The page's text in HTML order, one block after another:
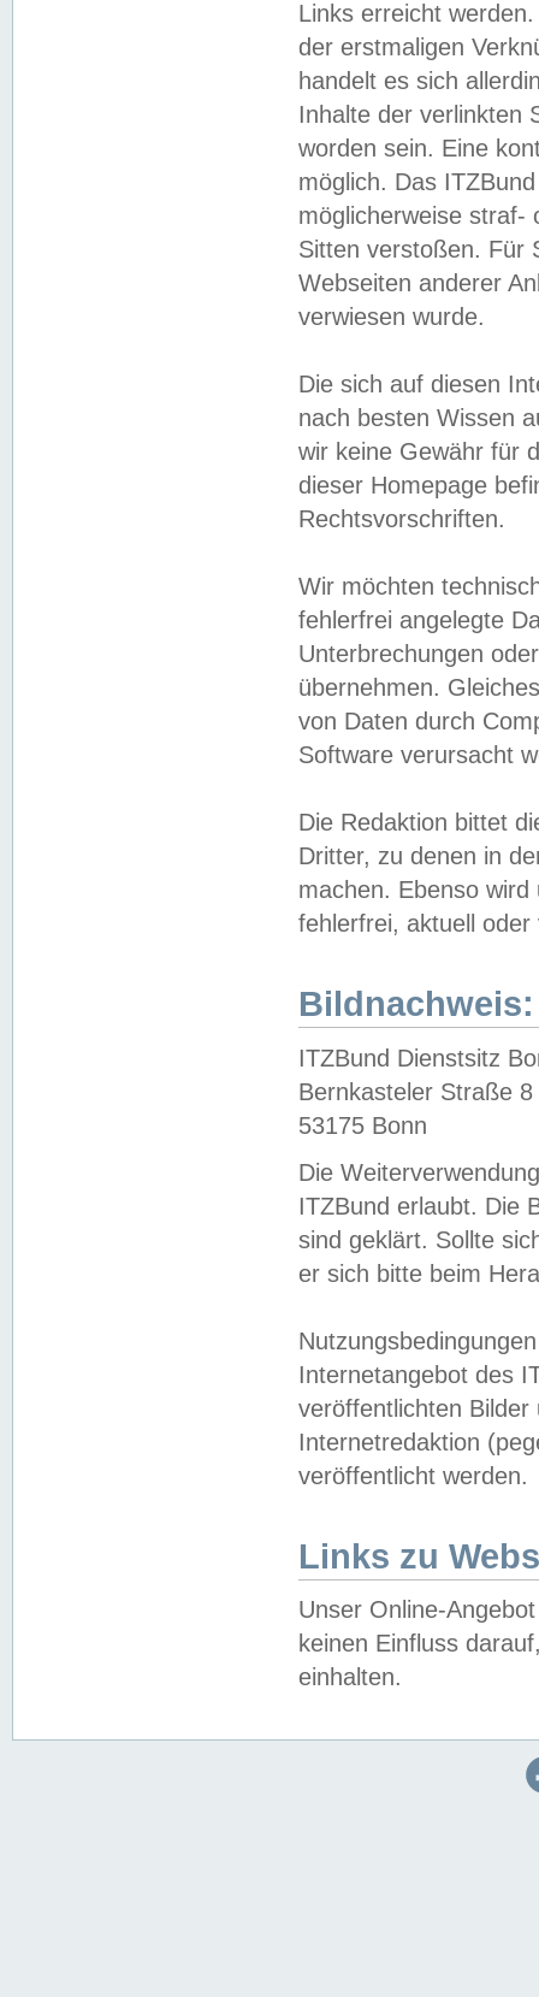
Links erreicht
der erstmaligen
handelt es sich
Inhalte der verlinkten
worden sein. Eine
möglich. Das
möglicherweise straf-
Sitten verstoßen. Für
Webseiten anderer
verwiesen wurde.
Die sich auf diesen
nach besten Wissen
wir keine Gewähr für
dieser Homepage
Rechtsvorschriften.
Wir möchten
fehlerfrei angelegte
Unterbrechungen
übernehmen.
von Daten durch
Software verursacht
Die Redaktion bittet
Dritter, zu denen in
machen. Ebenso
fehlerfrei, aktuell oder
Bildnachweis:
ITZBund Dienstsitz
Bernkasteler Straße 8
53175 Bonn
Die
ITZBund erlaubt. Die
sind geklärt. Sollte
er sich bitte beim
Internetangebot des
veröffentlichten
Internetredaktion
veröffentlicht werden.
Links zu
Unser Online-
keinen Einfluss
einhalten.